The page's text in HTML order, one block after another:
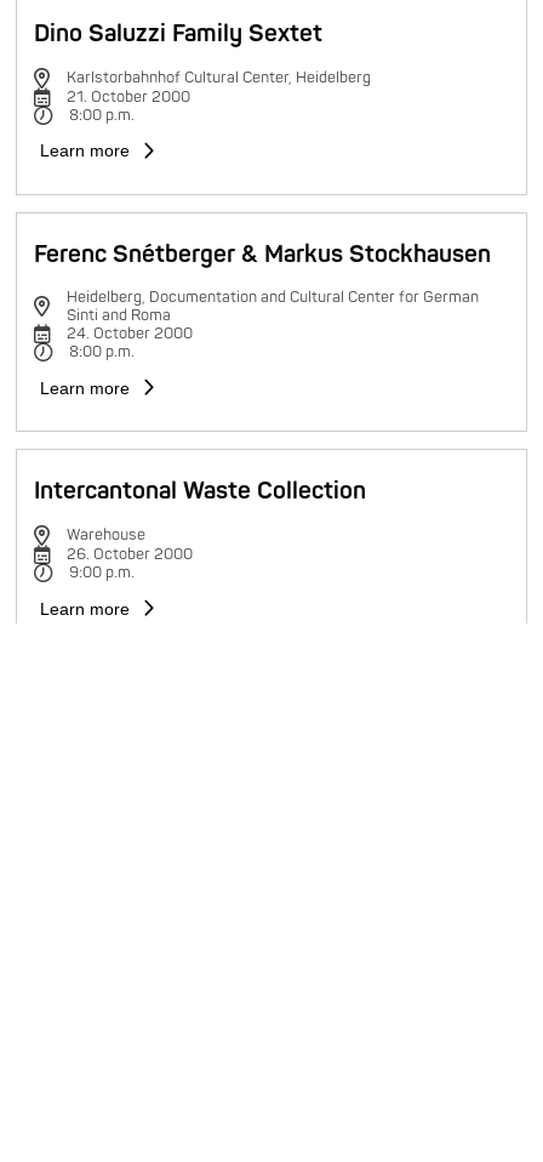
Dino Saluzzi Family Sextet
Karlstorbahnhof Cultural Center, Heidelberg
21. October 2000
8:00 p.m.
Learn more
Ferenc Snétberger & Markus Stockhausen
Heidelberg, Documentation and Cultural Center for German
Sinti and Roma
24. October 2000
8:00 p.m.
Learn more
Intercantonal Waste Collection
Warehouse
26. October 2000
9:00 p.m.
Learn more